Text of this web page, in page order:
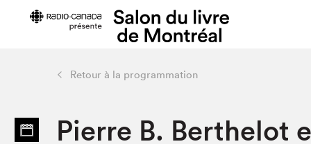
Horaires et tarifs
Retour à la programmation
Pierre B. Berthelot